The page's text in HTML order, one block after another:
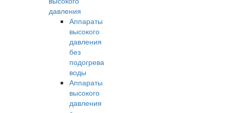
давления
Аппараты
высокого
давления
без
подогрева
воды
Аппараты
высокого
давления